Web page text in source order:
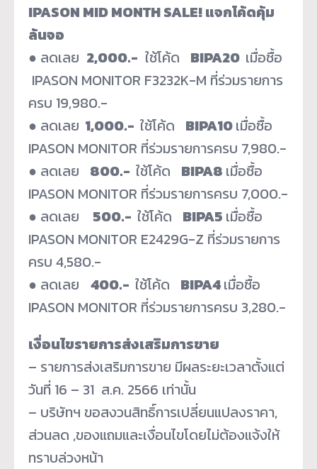
IPASON MID MONTH SALE! แจกโค้ดคุ้ม
ล้นจอ
● ลดเลย 2,000.- ใช้โค้ด BIPA20 เมื่อซื้อ
IPASON MONITOR F3232K-M ที่ร่วมรายการ
ครบ 19,980.-
● ลดเลย 1,000.- ใช้โค้ด BIPA10เมื่อซื้อ
IPASON MONITOR ที่ร่วมรายการครบ 7,980.-
● ลดเลย 800.- ใช้โค้ด BIPA8 เมื่อซื้อ
IPASON MONITOR ที่ร่วมรายการครบ 7,000.-
● ลดเลย
500.- ใช้โค้ด BIPA5 เมื่อซื้อ
IPASON MONITOR E2429G-Z ที่ร่วมรายการ
ครบ 4,580.-
● ลดเลย 400.- ใช้โค้ด BIPA4เมื่อซื้อ
IPASON MONITOR ที่ร่วมรายการครบ 3,280.-
เงื่อนไขรายการส่งเสริมการขาย
– รายการส่งเสริมการขาย มีผลระยะเวลาตั้งแต่
วันที่ 16 – 31 ส.ค. 2566 เท่านั้น
– บริษัทฯ ขอสงวนสิทธิ์การเปลี่ยนแปลงราคา,
ส่วนลด ,ของแถมและเงื่อนไขโดยไม่ต้องแจ้งให้
ทราบล่วงหน้า